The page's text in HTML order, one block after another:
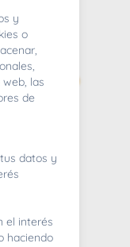
y
o
las
de
datos y
el interés
haciendo